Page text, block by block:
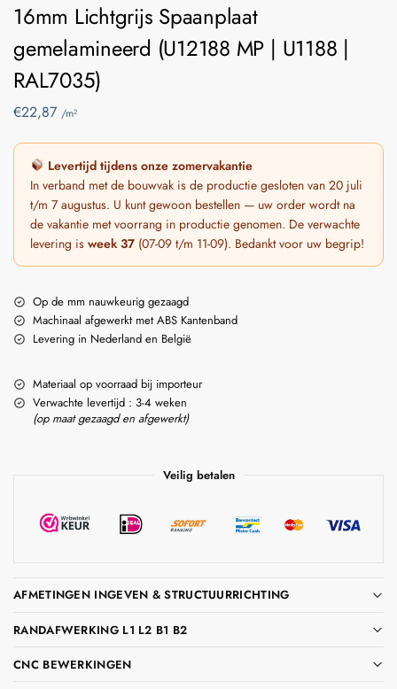
16mm Lichtgrijs Spaanplaat
gemelamineerd (U12188 MP | U1188 |
RAL7035)
€22,87 /m²
Levertijd tijdens onze zomervakantie
In verband met de bouwvak is de productie gesloten van 20 juli
t/m 7 augustus. U kunt gewoon bestellen — uw order wordt na
de vakantie met voorrang in productie genomen. De verwachte
levering is week 37 (07-09 t/m 11-09). Bedankt voor uw begrip!
Op de mm nauwkeurig gezaagd
Machinaal afgewerkt met ABS Kantenband
Levering in Nederland en België
Materiaal op voorraad bij importeur
Verwachte levertijd : 3-4 weken
(op maat gezaagd en afgewerkt)
Veilig betalen
AFMETINGEN INGEVEN & STRUCTUURRICHTING
RANDAFWERKING L1 L2 B1 B2
CNC BEWERKINGEN